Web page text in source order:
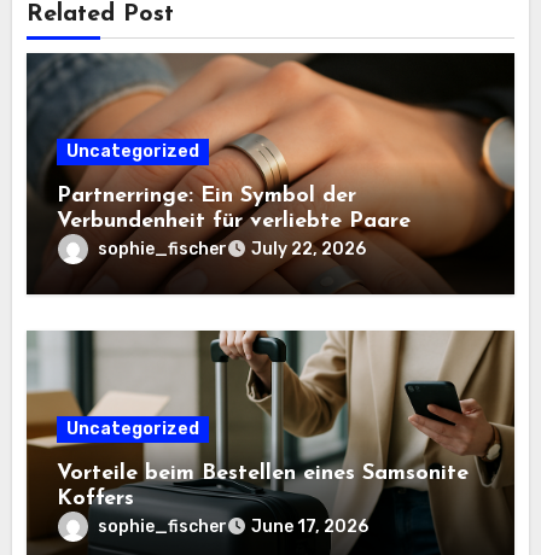
Related Post
Uncategorized
Partnerringe: Ein Symbol der
Verbundenheit für verliebte Paare
sophie_fischer July 22, 2026
Uncategorized
Vorteile beim Bestellen eines Samsonite
Koffers
sophie_fischer June 17, 2026